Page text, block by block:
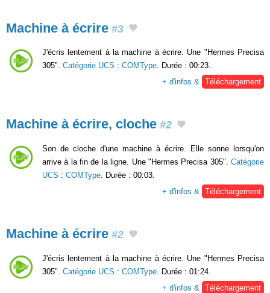
Machine à écrire #3
J'écris lentement à la machine à écrire. Une "Hermes Precisa
305". Catégorie UCS : COMType. Durée : 00:23.
+ d'infos & Téléchargement
Machine à écrire, cloche #2
Son de cloche d'une machine à écrire. Elle sonne lorsqu'on
arrive à la fin de la ligne. Une "Hermes Precisa 305". Catégorie
UCS : COMType . Durée : 00:03.
+ d'infos &
Téléchargement
Machine à écrire #2
J'écris lentement à la machine à écrire. Une "Hermes Precisa
305". Catégorie UCS : COMType . Durée : 01:24.
+ d'infos &
Téléchargement